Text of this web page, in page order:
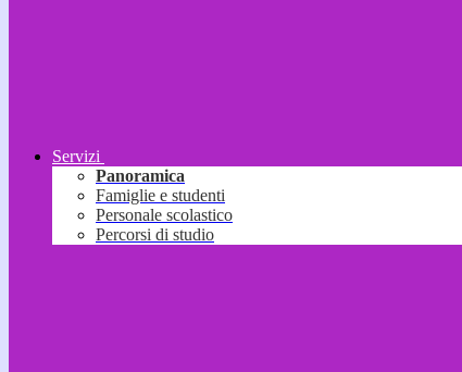
Servizi
Panoramica
Famiglie e studenti
Personale scolastico
Percorsi di studio